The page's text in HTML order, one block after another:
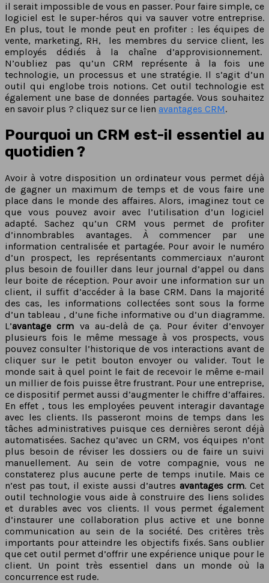
il serait impossible de vous en passer. Pour faire simple, ce
logiciel est le super-héros qui va sauver votre entreprise.
En plus, tout le monde peut en profiter : les équipes de
vente, marketing, RH, les membres du service client, les
employés dédiés à la chaîne d’approvisionnement.
N’oubliez pas qu’un CRM représente à la fois une
technologie, un processus et une stratégie. Il s’agit d’un
outil qui englobe trois notions. Cet outil technologie est
également une base de données partagée. Vous souhaitez
en savoir plus ? cliquez sur ce lien avantages CRM.
Pourquoi un CRM est-il essentiel au
quotidien ?
Avoir à votre disposition un ordinateur vous permet déjà
de gagner un maximum de temps et de vous faire une
place dans le monde des affaires. Alors, imaginez tout ce
que vous pouvez avoir avec l’utilisation d’un logiciel
adapté. Sachez qu’un CRM vous permet de profiter
d’innombrables avantages. À commencer par une
information centralisée et partagée. Pour avoir le numéro
d’un prospect, les représentants commerciaux n’auront
plus besoin de fouiller dans leur journal d’appel ou dans
leur boite de réception. Pour avoir une information sur un
client, il suffit d’accéder à la base CRM. Dans la majorité
des cas, les informations collectées sont sous la forme
d’un tableau , d’une fiche informative ou d’un diagramme.
L’avantage crm va au-delà de ça. Pour éviter d’envoyer
plusieurs fois le même message à vos prospects, vous
pouvez consulter l’historique de vos interactions avant de
cliquer sur le petit bouton envoyer ou valider. Tout le
monde sait à quel point le fait de recevoir le même e-mail
un millier de fois puisse être frustrant. Pour une entreprise,
ce dispositif permet aussi d’augmenter le chiffre d’affaires.
En effet , tous les employées peuvent interagir davantage
avec les clients. Ils passeront moins de temps dans les
tâches administratives puisque ces dernières seront déjà
automatisées. Sachez qu’avec un CRM, vos équipes n’ont
plus besoin de réviser les dossiers ou de faire un suivi
manuellement. Au sein de votre compagnie, vous ne
constaterez plus aucune perte de temps inutile. Mais ce
n’est pas tout, il existe aussi d’autres avantages crm. Cet
outil technologie vous aide à construire des liens solides
et durables avec vos clients. Il vous permet également
d’instaurer une collaboration plus active et une bonne
communication au sein de la société. Des critères très
importants pour atteindre les objectifs fixés. Sans oublier
que cet outil permet d’offrir une expérience unique pour le
client. Un point très essentiel dans un monde où la
concurrence est rude.